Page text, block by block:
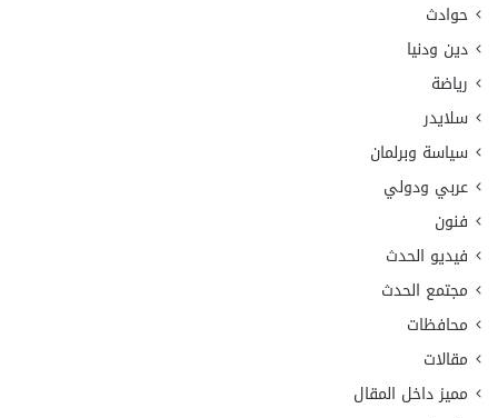
حوادث
دين ودنيا
رياضة
سلايدر
سياسة وبرلمان
عربي ودولي
فنون
فيديو الحدث
مجتمع الحدث
محافظات
مقالات
مميز داخل المقال